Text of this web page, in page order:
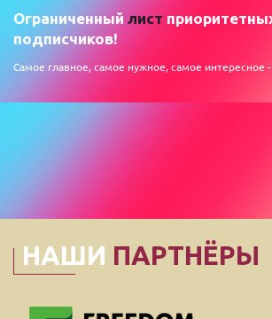
Ограниченный лист
подписчиков!
Самое главное, самое нужное, самое интересное
НАШИ ПАРТНЁРЫ